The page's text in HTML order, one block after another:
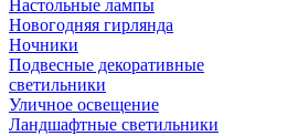
Настольные лампы
Новогодняя гирлянда
Ночники
Подвесные декоративные
светильники
Уличное освещение
Ландшафтные светильники